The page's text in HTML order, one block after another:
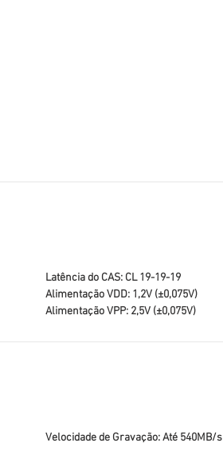
Latência do CAS: CL 19-19-19
Alimentação VDD: 1,2V (±0,075V)
Alimentação VPP: 2,5V (±0,075V)
Velocidade de Gravação: Até 540MB/s